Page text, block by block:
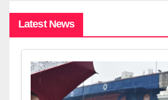
Latest News